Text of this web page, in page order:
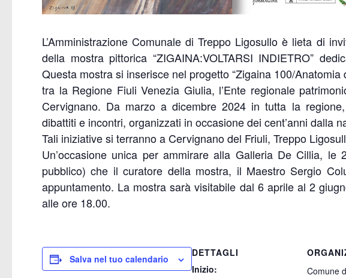
L’Amministrazione Comunale di Treppo Ligosullo è lieta di
della mostra pittorica “ZIGAINA:VOLTARSI INDIETRO”
Questa mostra si inserisce nel progetto “Zigaina 100/
tra la Regione Fiuli Venezia Giulia, l’Ente regionale
Cervignano. Da marzo a dicembre 2024 in tutta la
dibattiti e incontri, organizzati in occasione dei cent’anni dalla
Tali iniziative si terranno a Cervignano del Friuli, Treppo
Un’occasione unica per ammirare alla Galleria De Cillia,
pubblico) che il curatore della mostra, il Maestro Sergio
appuntamento. La mostra sarà visitabile dal 6 aprile al 2
alle ore 18.00.
Salva nel tuo calendario
DETTAGLI
Inizio:
Comune